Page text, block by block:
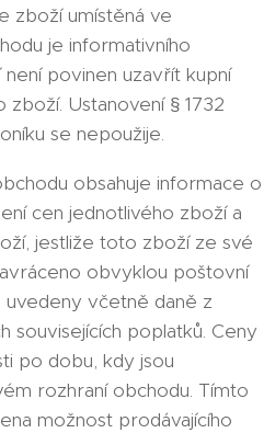
zboží umístěná ve
je informativního
povinen uzavřít kupní
Ustanovení § 1732
se nepoužije.
obsahuje informace o
cen jednotlivého zboží a
jestliže toto zboží ze své
obvyklou poštovní
uvedeny včetně daně z
souvisejících poplatků. Ceny
po dobu, kdy jsou
rozhraní obchodu. Tímto
možnost prodávajícího